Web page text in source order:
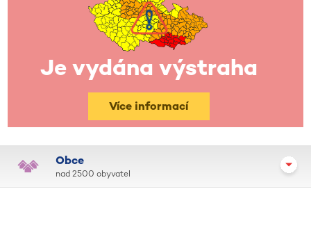
Je vydána výstraha
Více informací
Obce
nad 2500 obyvatel